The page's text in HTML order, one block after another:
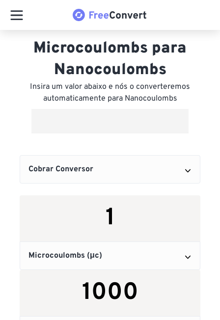
Microcoulombs para
Nanocoulombs
Insira um valor abaixo e nós o converteremos
automaticamente para Nanocoulombs